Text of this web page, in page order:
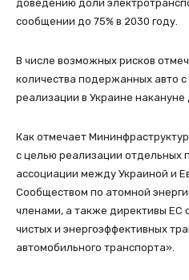
доведению доли
сообщении до 75% в 2030 году.
В числе возможных рисков
количества подержанных авто
реализации в Украине накануне
Как отмечает
с целью реализации отдельных
ассоциации между Украиной и
Сообществом по атомной
членами, а также директивы ЕС
чистых и энергоэффективных
автомобильного транспорта».